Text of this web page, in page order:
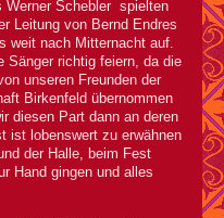
Werner Schebler spielten
Leitung von Bernd Endres
weit nach Mitternacht auf.
Sänger richtig feiern, da die
unseren Freunden der
Birkenfeld übernommen
diesen Part dann an deren
ist lobenswert zu erwähnen
der Halle, beim Fest
Hand gingen und alles